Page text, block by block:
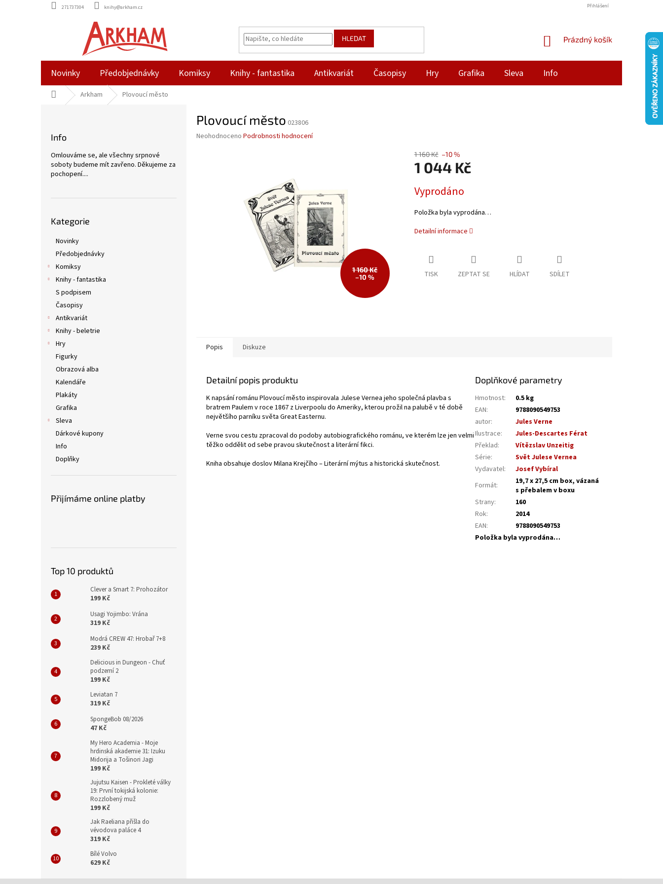
271737304 knihy@arkham.cz Přihlášení
HLEDAT
NÁKUPNÍ
Prázdný košík
Novinky Předobjednávky Komiksy Knihy - fantastika Antikvariát Časopisy Hry Grafika Sleva Info
Domů Arkham Plovoucí město
Info
Omlouváme se, ale všechny srpnové
soboty budeme mít zavřeno. Děkujeme za
pochopení....
kategorie
Kategorie
Novinky
Předobjednávky
Komiksy
Knihy - fantastika
S podpisem
Časopisy
Antikvariát
Knihy - beletrie
Hry
Figurky
Obrazová alba
Kalendáře
Plakáty
Grafika
Sleva
Dárkové kupony
Info
Doplňky
Přijímáme online platby
Top 10 produktů
Clever a Smart 7: Prohozátor
199 Kč
Usagi Yojimbo: Vrána
319 Kč
Modrá CREW 47: Hrobař 7+8
239 Kč
Delicious in Dungeon - Chuť
podzemí 2
199 Kč
Leviatan 7
319 Kč
SpongeBob 08/2026
47 Kč
My Hero Academia - Moje
hrdinská akademie 31: Izuku
Midorija a Tošinori Jagi
199 Kč
Jujutsu Kaisen - Prokleté války
19: První tokijská kolonie:
Rozzlobený muž
199 Kč
Jak Raeliana přišla do
vévodova paláce 4
319 Kč
Bílé Volvo
629 Kč
Plovoucí město 023806
Průměrné
Neohodnoceno Podrobnosti hodnocení
1 160 Kč
–10 %
1 160 Kč –10 %
1 044 Kč
cena:
Vyprodáno
Položka byla vyprodána…
Detailní informace
TISK ZEPTAT SE HLÍDAT SDÍLET
Popis Diskuze
Detailní popis produktu
K napsání románu Plovoucí město inspirovala Julese Vernea jeho společná plavba s
bratrem Paulem v roce 1867 z Liverpoolu do Ameriky, kterou prožil na palubě v té době
největšího parníku světa Great Easternu.
Verne svou cestu zpracoval do podoby autobiografického románu, ve kterém lze jen velmi
těžko oddělit od sebe pravou skutečnost a literární fikci.
Kniha obsahuje doslov Milana Krejčího – Literární mýtus a historická skutečnost.
Doplňkové parametry
Hmotnost:
0.5 kg
EAN:
9788090549753
autor:
Jules Verne
Ilustrace:
Jules-Descartes Férat
Překlad:
Vítězslav Unzeitig
Série:
Svět Julese Vernea
Vydavatel:
Josef Vybíral
Formát:
19,7 x 27,5 cm box, vázaná
s přebalem v boxu
Strany:
160
Rok:
2014
EAN:
9788090549753
Položka byla vyprodána…